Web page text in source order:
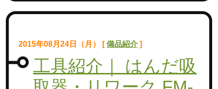
2015年08月24日（月） [備品紹介 ]
工具紹介｜ はんだ吸